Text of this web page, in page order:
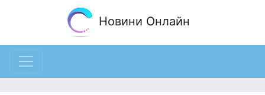
Новини Онлайн